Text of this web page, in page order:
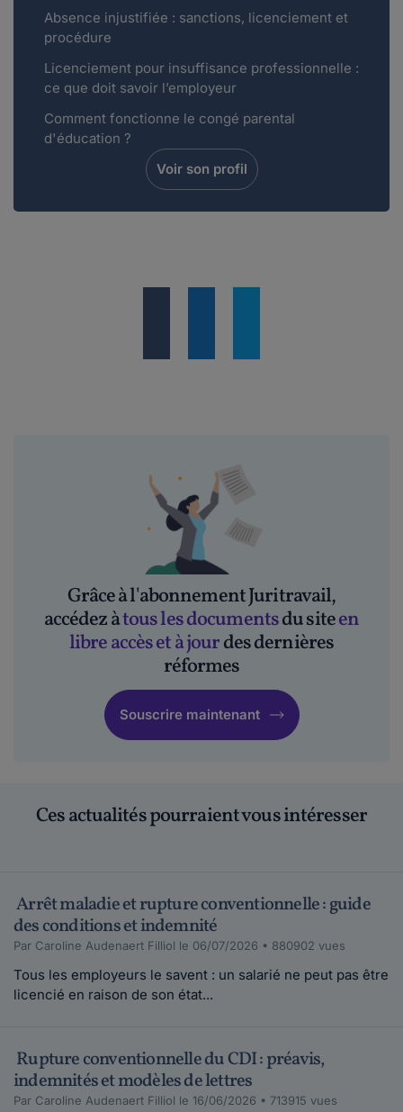
Absence injustifiée : sanctions, licenciement et
procédure
Licenciement pour insuffisance professionnelle :
ce que doit savoir l’employeur
Comment fonctionne le congé parental
d'éducation ?
Voir son profil
Grâce à l'abonnement Juritravail,
accédez àtous les documentsdu siteen
libre accès et à jourdes dernières
réformes
Souscrire maintenant
Ces actualités pourraient vous intéresser
Arrêt maladie et rupture conventionnelle : guide
des conditions et indemnité
Par Caroline Audenaert Filliol le 06/07/2026 • 880902 vues
Tous les employeurs le savent : un salarié ne peut pas être
licencié en raison de son état...
Rupture conventionnelle du CDI : préavis,
indemnités et modèles de lettres
Par Caroline Audenaert Filliol le 16/06/2026 • 713915 vues